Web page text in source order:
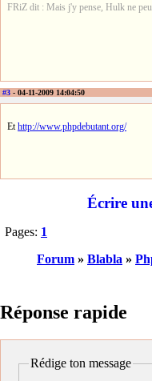
FRiZ dit : Mais j'y pense, Hulk ne
#3 - 04-11-2009 14:04:50
Ethttp://www.phpdebutant.org/
Écrire
Pages: 1
Forum » Blabla »
Réponse rapide
Rédige ton message